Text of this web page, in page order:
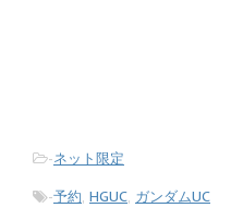
-ネット限定
-予約, HGUC, ガンダムUC